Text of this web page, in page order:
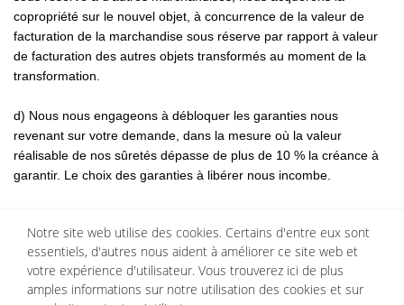
copropriété sur le nouvel objet, à concurrence de la valeur de
facturation de la marchandise sous réserve par rapport à valeur
de facturation des autres objets transformés au moment de la
transformation.
d) Nous nous engageons à débloquer les garanties nous
revenant sur votre demande, dans la mesure où la valeur
réalisable de nos sûretés dépasse de plus de 10 % la créance à
garantir. Le choix des garanties à libérer nous incombe.
§ 7 Garanties légales
Notre site web utilise des cookies. Certains d'entre eux sont
essentiels, d'autres nous aident à améliorer ce site web et
votre expérience d'utilisateur. Vous trouverez ici de plus
amples informations sur notre utilisation des cookies et sur